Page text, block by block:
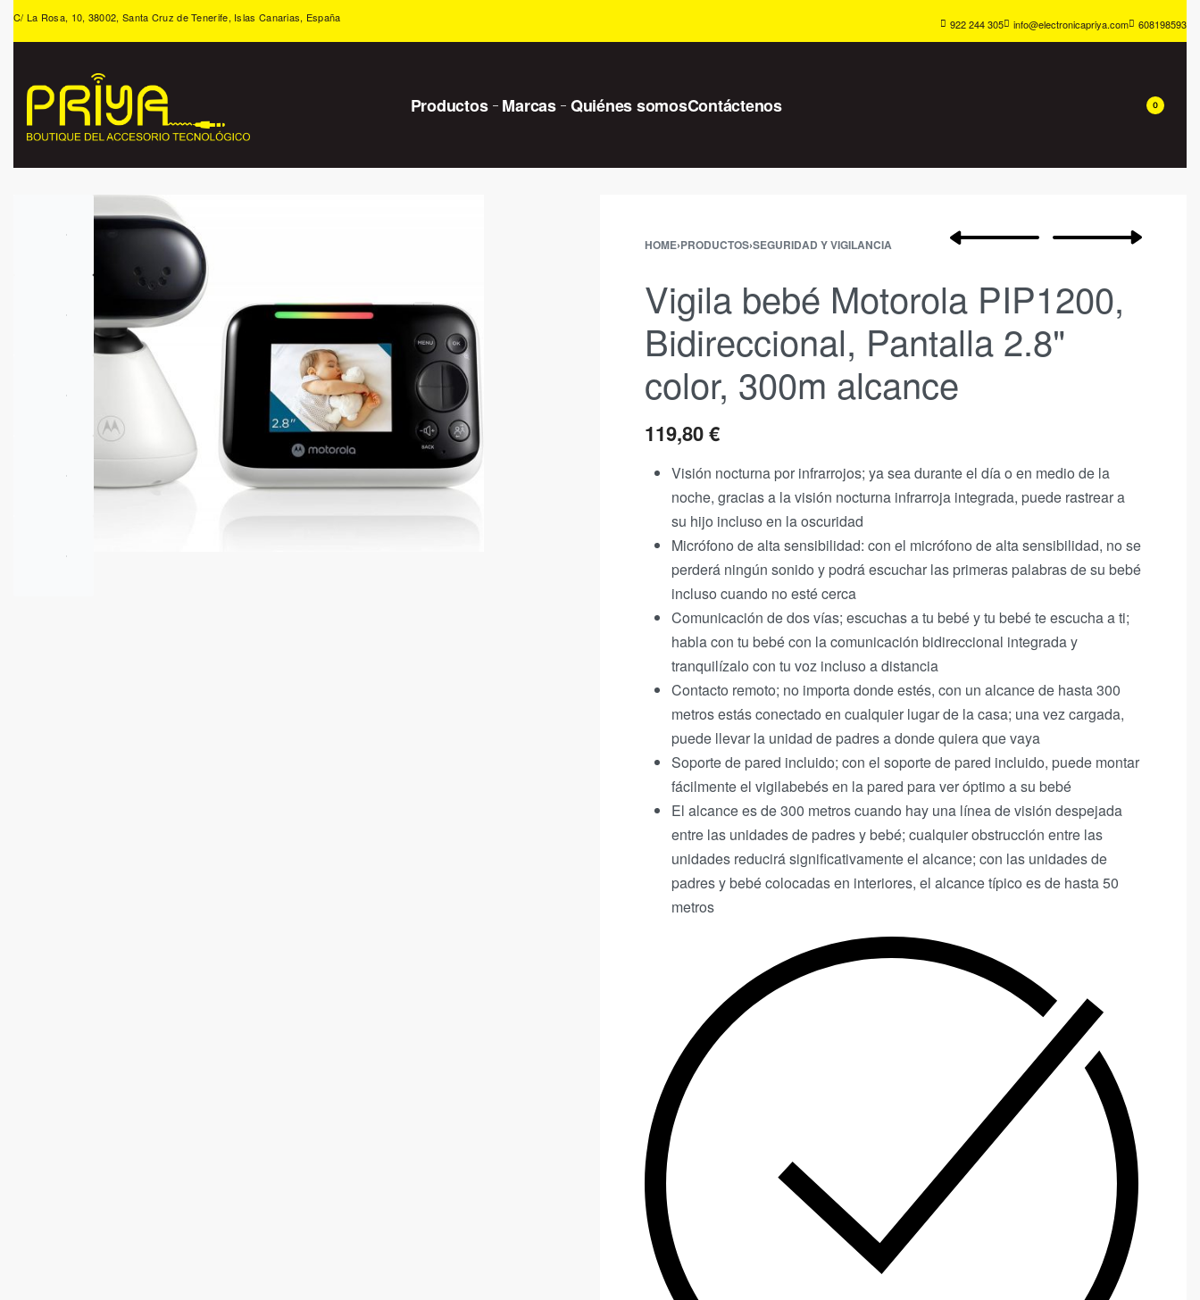
C/ La Rosa, 10, 38002, Santa Cruz de Tenerife, Islas Canarias, España 922 244 305 info@electronicapriya.com 608198593
Productos Marcas Quiénes somosContáctenos 0
HOME›PRODUCTOS›SEGURIDAD Y VIGILANCIA
Vigila bebé Motorola PIP1200,
Bidireccional, Pantalla 2.8"
color, 300m alcance
119,80€
Visión nocturna por infrarrojos; ya sea durante el día o en medio de la
noche, gracias a la visión nocturna infrarroja integrada, puede rastrear a
su hijo incluso en la oscuridad
Micrófono de alta sensibilidad: con el micrófono de alta sensibilidad, no se
perderá ningún sonido y podrá escuchar las primeras palabras de su bebé
incluso cuando no esté cerca
Comunicación de dos vías; escuchas a tu bebé y tu bebé te escucha a ti;
habla con tu bebé con la comunicación bidireccional integrada y
tranquilízalo con tu voz incluso a distancia
Contacto remoto; no importa donde estés, con un alcance de hasta 300
metros estás conectado en cualquier lugar de la casa; una vez cargada,
puede llevar la unidad de padres a donde quiera que vaya
Soporte de pared incluido; con el soporte de pared incluido, puede montar
fácilmente el vigilabebés en la pared para ver óptimo a su bebé
El alcance es de 300 metros cuando hay una línea de visión despejada
entre las unidades de padres y bebé; cualquier obstrucción entre las
unidades reducirá significativamente el alcance; con las unidades de
padres y bebé colocadas en interiores, el alcance típico es de hasta 50
metros